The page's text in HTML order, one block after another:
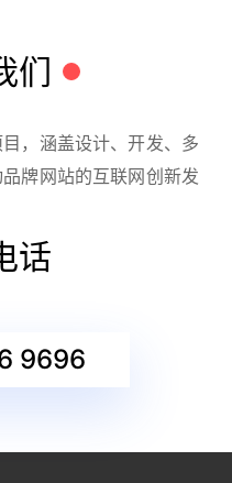
们
，涵盖设计、开发、多
牌网站的互联网创新发
话
9696